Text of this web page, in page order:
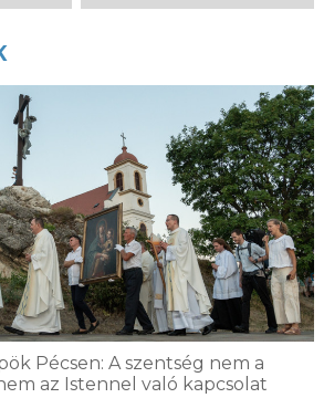
Pécsen: A szentség nem a
az Istennel való kapcsolat